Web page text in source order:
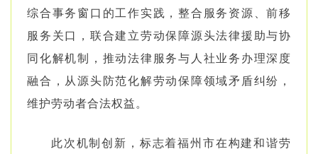
综合事务窗口的工作实践，整合服务资源、前移
服务关口，联合建立劳动保障源头法律援助与协
同化解机制，推动法律服务与人社业务办理深度
融合，从源头防范化解劳动保障领域矛盾纠纷，
维护劳动者合法权益。
此次机制创新，标志着福州市在构建和谐劳